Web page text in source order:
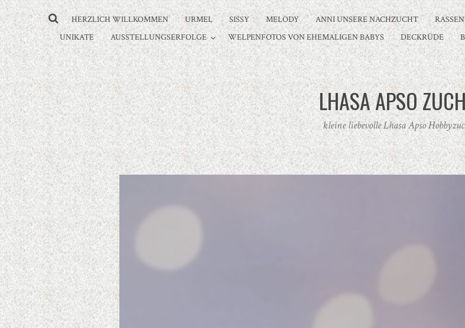
HERZLICH WILLKOMMEN URMEL SISSY MELODY ANNI UNSERE NACHZUCHT
UNIKATE
AUSSTELLUNGSERFOLGE WELPENFOTOS VON EHEMALIGEN BABYS DECKRÜDE
LHASA APSO
kleine liebevolle Lhasa Apso